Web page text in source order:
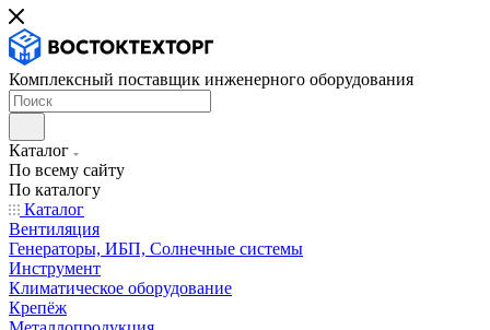
Комплексный поставщик инженерного оборудования
Каталог
По всему сайту
По каталогу
Каталог
Вентиляция
Генераторы, ИБП, Солнечные системы
Инструмент
Климатическое оборудование
Крепёж